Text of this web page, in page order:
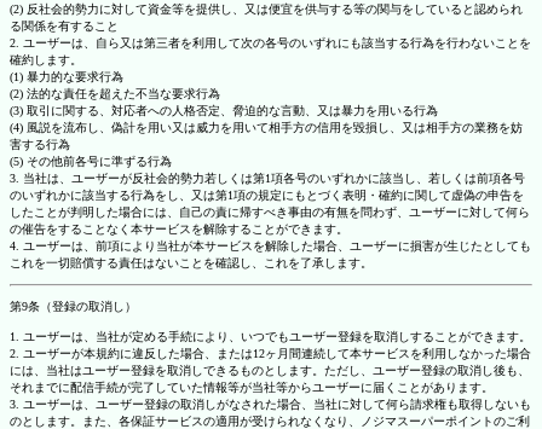
(2) 反社会的勢力に対して資金等を提供し、又は便宜を供与する等の関与をしていると認められ
る関係を有すること
2. ユーザーは、自ら又は第三者を利用して次の各号のいずれにも該当する行為を行わないことを
確約します。
(1) 暴力的な要求行為
(2) 法的な責任を超えた不当な要求行為
(3) 取引に関する、対応者への人格否定、脅迫的な言動、又は暴力を用いる行為
(4) 風説を流布し、偽計を用い又は威力を用いて相手方の信用を毀損し、又は相手方の業務を妨
害する行為
(5) その他前各号に準ずる行為
3. 当社は、ユーザーが反社会的勢力若しくは第1項各号のいずれかに該当し、若しくは前項各号
のいずれかに該当する行為をし、又は第1項の規定にもとづく表明・確約に関して虚偽の申告を
したことが判明した場合には、自己の責に帰すべき事由の有無を問わず、ユーザーに対して何ら
の催告をすることなく本サービスを解除することができます。
4. ユーザーは、前項により当社が本サービスを解除した場合、ユーザーに損害が生じたとしても
これを一切賠償する責任はないことを確認し、これを了承します。
第9条（登録の取消し）
1. ユーザーは、当社が定める手続により、いつでもユーザー登録を取消しすることができます。
2. ユーザーが本規約に違反した場合、または12ヶ月間連続して本サービスを利用しなかった場合
には、当社はユーザー登録を取消しできるものとします。ただし、ユーザー登録の取消し後も、
それまでに配信手続が完了していた情報等が当社等からユーザーに届くことがあります。
3. ユーザーは、ユーザー登録の取消しがなされた場合、当社に対して何ら請求権も取得しないも
のとします。また、各保証サービスの適用が受けられなくなり、ノジマスーパーポイントのご利